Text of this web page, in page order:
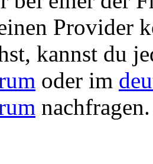
Provider
kannst du
oder im
nachfragen.